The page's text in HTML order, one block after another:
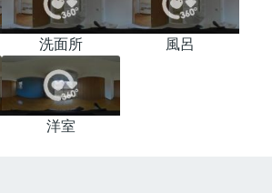
洗面所 風呂
洋室